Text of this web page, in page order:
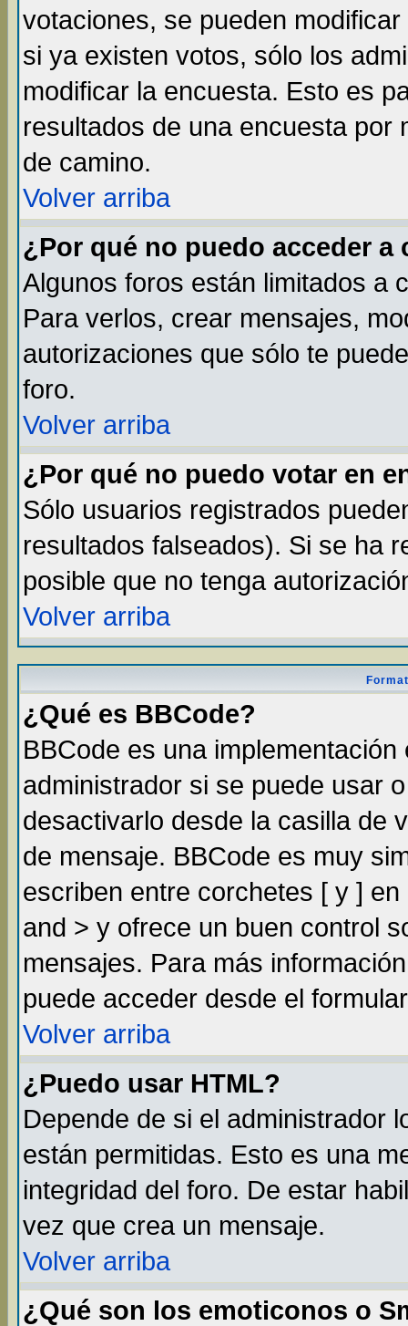
votaciones, se pueden
si ya existen votos, sólo los
modificar la encuesta. Esto es
resultados de una encuesta por
de camino.
Volver arriba
¿Por qué no puedo acceder a
Algunos foros están limitados a
Para verlos, crear mensajes,
autorizaciones que sólo te
foro.
Volver arriba
¿Por qué no puedo votar en
Sólo usuarios registrados
resultados falseados). Si se ha
posible que no tenga
Volver arriba
¿Qué es BBCode?
BBCode es una
administrador si se puede usar
desactivarlo desde la casilla de
de mensaje. BBCode es muy
escriben entre corchetes [ y ]
and > y ofrece un buen control
mensajes. Para más
puede acceder desde el
Volver arriba
¿Puedo usar HTML?
Depende de si el administrador
están permitidas. Esto es una
integridad del foro. De estar
vez que crea un mensaje.
Volver arriba
¿Qué son los emoticonos o